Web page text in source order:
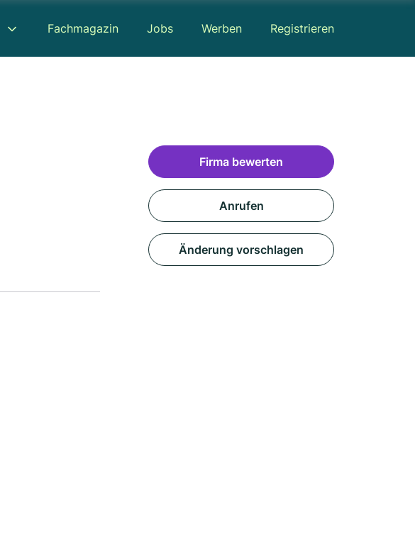
Fachmagazin Jobs Werben Registrieren
Firma bewerten
Anrufen
Änderung vorschlagen